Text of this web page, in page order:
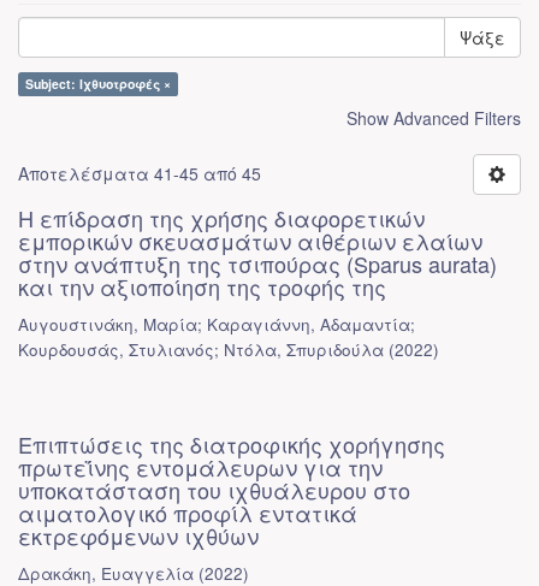
Ψάξε
Subject: Ιχθυοτροφές ×
Show Advanced Filters
Αποτελέσματα 41-45 από 45
Η επίδραση της χρήσης διαφορετικών
εμπορικών σκευασμάτων αιθέριων ελαίων
στην ανάπτυξη της τσιπούρας (Sparus aurata)
και την αξιοποίηση της τροφής της
Αυγουστινάκη, Μαρία; Καραγιάννη, Αδαμαντία;
Κουρδουσάς, Στυλιανός; Ντόλα, Σπυριδούλα (2022)
Επιπτώσεις της διατροφικής χορήγησης
πρωτεΐνης εντομάλευρων για την
υποκατάσταση του ιχθυάλευρου στο
αιματολογικό προφίλ εντατικά
εκτρεφόμενων ιχθύων
Δρακάκη, Ευαγγελία (2022)